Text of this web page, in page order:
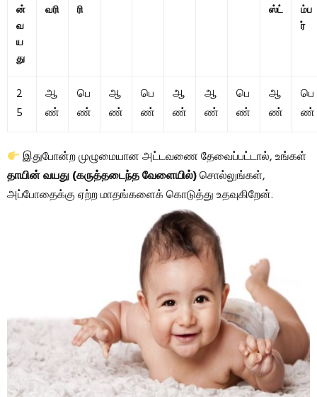
ன்
வ
ய
து
வரி
ரி
ஸ்ட்
ம்ப
ர்
2
5
ஆ
ண்
பெ
ண்
ஆ
ண்
பெ
ண்
ஆ
ண்
ஆ
ண்
பெ
ண்
ஆ
ண்
பெ
ண்
இதுபோன்ற முழுமையான அட்டவணை தேவைப்பட்டால், உங்கள்
தாயின் வயது (கருத்தடைந்த வேளையில்)சொல்லுங்கள்,
அப்போதைக்கு ஏற்ற மாதங்களைக் கொடுத்து உதவுகிறேன்.